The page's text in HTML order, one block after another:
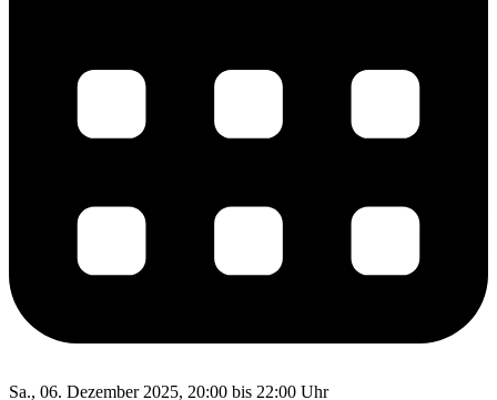
Sa., 06. Dezember 2025, 20:00 bis 22:00 Uhr